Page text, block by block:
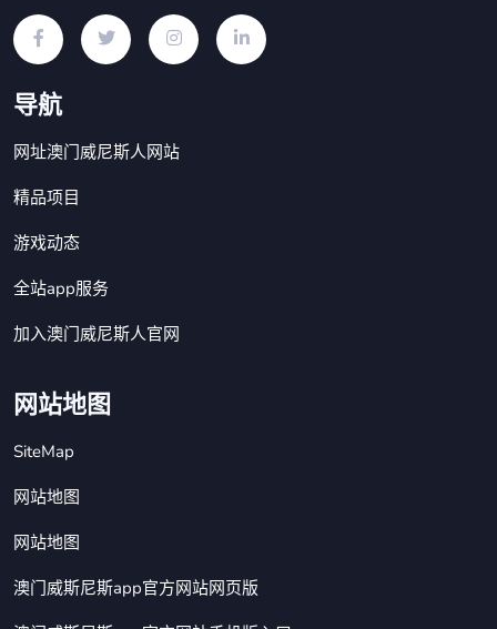
导航
网址澳门威尼斯人网站
精品项目
游戏动态
全站app服务
加入澳门威尼斯人官网
网站地图
SiteMap
网站地图
网站地图
澳门威斯尼斯app官方网站网页版